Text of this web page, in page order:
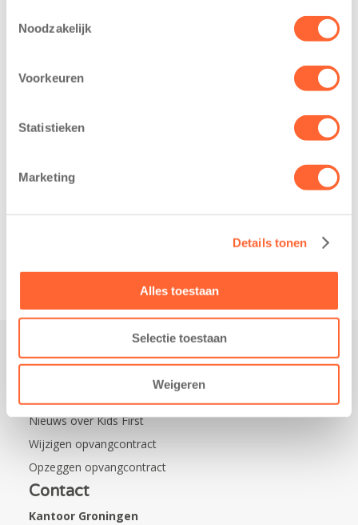
Noodzakelijk
Voorkeuren
Statistieken
Marketing
Details tonen
Alles toestaan
Selectie toestaan
Weigeren
2026 – Kinderen
van BSO De
Eelde trainden
voor de Kids First
realisatie van een
Leeuwarden Zuid.
Nieuws over Kids First
Wijzigen opvangcontract
Opzeggen opvangcontract
Contact
Kantoor Groningen